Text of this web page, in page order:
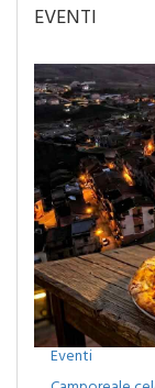
Eventi
Camporeale
concerto dei